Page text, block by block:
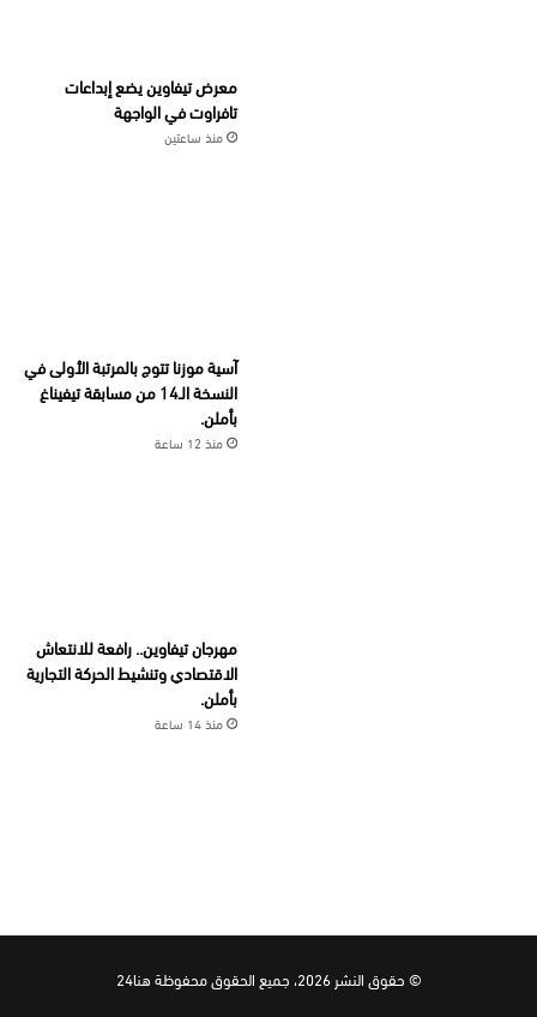
معرض تيفاوين يضع إبداعات
تافراوت في الواجهة
منذ ساعتين
آسية موزنا تتوج بالمرتبة الأولى في
النسخة الـ14 من مسابقة تيفيناغ
بأملن.
منذ 12 ساعة
مهرجان تيفاوين.. رافعة للانتعاش
الاقتصادي وتنشيط الحركة التجارية
بأملن.
منذ 14 ساعة
© حقوق النشر 2026، جميع الحقوق محفوظة هنا24